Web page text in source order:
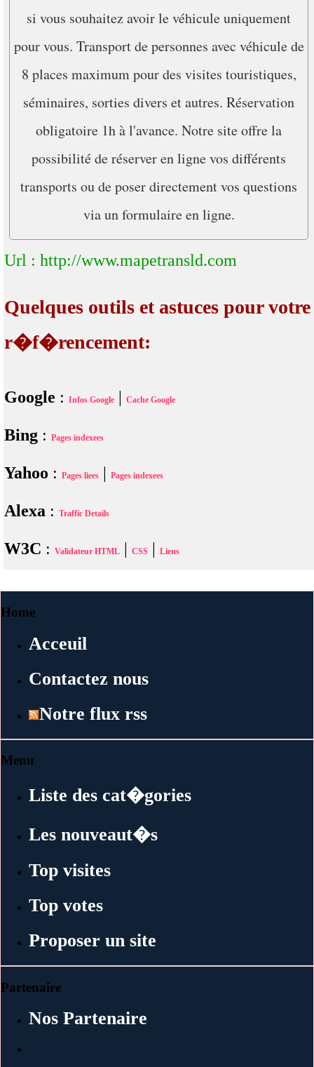
si vous souhaitez avoir le véhicule uniquement
pour vous. Transport de personnes avec véhicule de
8 places maximum pour des visites touristiques,
séminaires, sorties divers et autres. Réservation
obligatoire 1h à l'avance. Notre site offre la
possibilité de réserver en ligne vos différents
transports ou de poser directement vos questions
via un formulaire en ligne.
Url : http://www.mapetransld.com
Quelques outils et astuces pour votre
r�f�rencement:
Google : Infos Google Cache Google
Bing : Pages indexees
Yahoo : Pages liees Pages indexees
Alexa : Traffic Details
W3C : Validateur HTML CSS Liens
Home
Acceuil
Contactez nous
Notre flux rss
Menu
Liste des cat�gories
Les nouveaut�s
Top visites
Top votes
Proposer un site
Partenaire
Nos Partenaire